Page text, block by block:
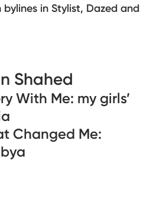
in Stylist, Dazed and
Shahed
With Me: my girls’
Changed Me: